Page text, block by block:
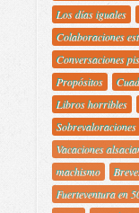
Los días iguales
Colaboraciones
Conversaciones
Propósitos
Libros horribles
Sobrevaloraciones
Vacaciones
machismo
Fuerteventura en